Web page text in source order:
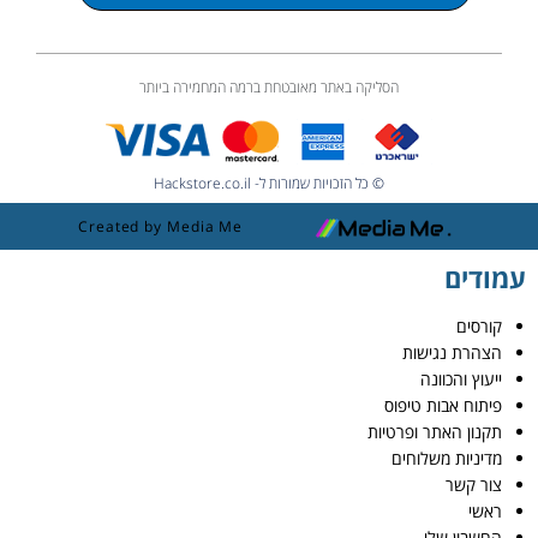
הסליקה באתר מאובטחת ברמה המחמירה ביותר
© כל הזכויות שמורות ל- Hackstore.co.il
Created by Media Me
עמודים
קורסים
הצהרת נגישות
ייעוץ והכוונה
פיתוח אבות טיפוס
תקנון האתר ופרטיות
מדיניות משלוחים
צור קשר
ראשי